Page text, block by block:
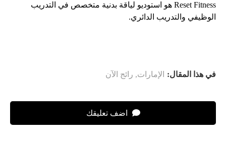
Reset Fitness هو استوديو لياقة بدنية متخصص في التدريب
الوظيفي والتدريب الدائري.
في هذا المقال: الإمارات, رائج الآن
اضف تعليقك